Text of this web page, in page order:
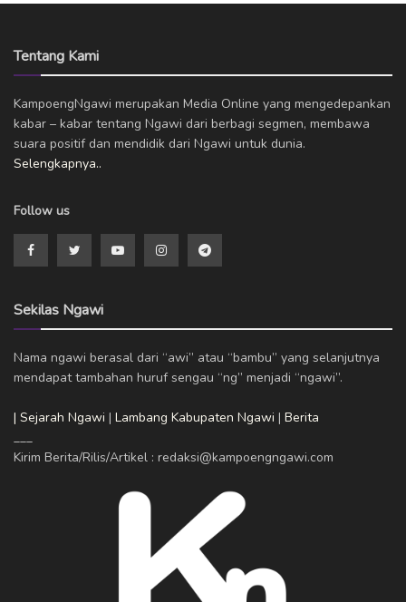
Tentang Kami
KampoengNgawi merupakan Media Online yang mengedepankan
kabar – kabar tentang Ngawi dari berbagi segmen, membawa
suara positif dan mendidik dari Ngawi untuk dunia.
Selengkapnya..
Follow us
Sekilas Ngawi
Nama ngawi berasal dari “awi” atau “bambu” yang selanjutnya
mendapat tambahan huruf sengau “ng” menjadi “ngawi”.
| Sejarah Ngawi | Lambang Kabupaten Ngawi | Berita
___
Kirim Berita/Rilis/Artikel : redaksi@kampoengngawi.com